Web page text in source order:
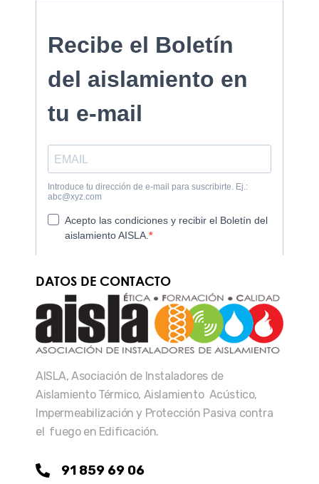
DATOS DE CONTACTO
AISLA, Asociación de Instaladores de
Aislamiento Térmico, Aislamiento Acústico,
Impermeabilización y Protección Pasiva contra
el fuego en Edificación.
91 859 69 06